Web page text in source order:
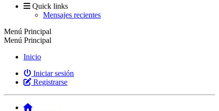
Quick links
Mensajes recientes
Menú Principal
Menú Principal
Inicio
Iniciar sesión
Registrarse